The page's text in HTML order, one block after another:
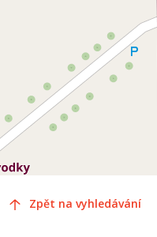
Zpět na vyhledávání